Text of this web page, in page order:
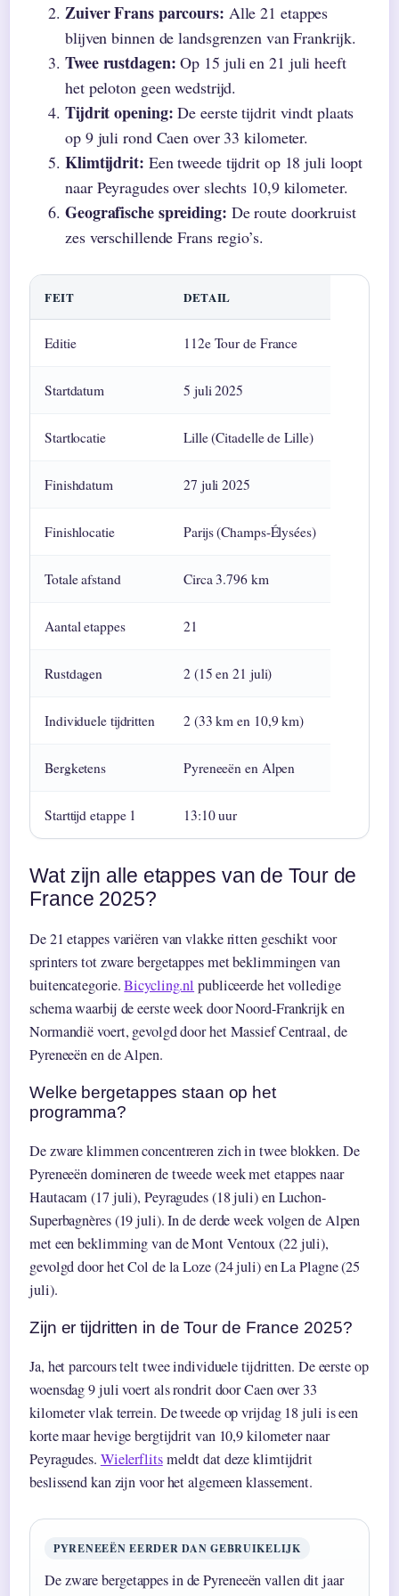
Zuiver Frans parcours: Alle 21 etappes
blijven binnen de landsgrenzen van Frankrijk.
Twee rustdagen: Op 15 juli en 21 juli heeft
het peloton geen wedstrijd.
Tijdrit opening: De eerste tijdrit vindt plaats
op 9 juli rond Caen over 33 kilometer.
Klimtijdrit: Een tweede tijdrit op 18 juli loopt
naar Peyragudes over slechts 10,9 kilometer.
Geografische spreiding: De route doorkruist
zes verschillende Frans regio’s.
FEIT DETAIL
Editie 112e Tour de France
Startdatum 5 juli 2025
Startlocatie Lille (Citadelle de Lille)
Finishdatum 27 juli 2025
Finishlocatie Parijs (Champs-Élysées)
Totale afstand Circa 3.796 km
Aantal etappes 21
Rustdagen 2 (15 en 21 juli)
Individuele tijdritten 2 (33 km en 10,9 km)
Bergketens Pyreneeën en Alpen
Starttijd etappe 1 13:10 uur
Wat zijn alle etappes van de Tour de
France 2025?
De 21 etappes variëren van vlakke ritten geschikt voor
sprinters tot zware bergetappes met beklimmingen van
buitencategorie.Bicycling.nl publiceerde het volledige
schema waarbij de eerste week door Noord-Frankrijk en
Normandië voert, gevolgd door het Massief Centraal, de
Pyreneeën en de Alpen.
Welke bergetappes staan op het
programma?
De zware klimmen concentreren zich in twee blokken. De
Pyreneeën domineren de tweede week met etappes naar
Hautacam (17 juli), Peyragudes (18 juli) en Luchon-
Superbagnères (19 juli). In de derde week volgen de Alpen
met een beklimming van de Mont Ventoux (22 juli),
gevolgd door het Col de la Loze (24 juli) en La Plagne (25
juli).
Zijn er tijdritten in de Tour de France 2025?
Ja, het parcours telt twee individuele tijdritten. De eerste op
woensdag 9 juli voert als rondrit door Caen over 33
kilometer vlak terrein. De tweede op vrijdag 18 juli is een
korte maar hevige bergtijdrit van 10,9 kilometer naar
Peyragudes. Wielerflitsmeldt dat deze klimtijdrit
beslissend kan zijn voor het algemeen klassement.
PYRENEEËN EERDER DAN GEBRUIKELIJK
De zware bergetappes in de Pyreneeën vallen dit jaar